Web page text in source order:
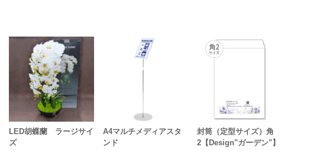
LED胡蝶蘭 ラージサイ
ズ
A4マルチメディアスタ
ンド
封筒（定型サイズ）角
2【Design"ガーデン"】